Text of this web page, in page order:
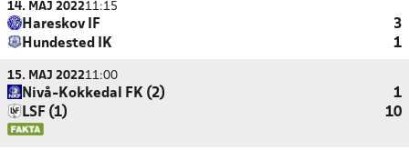
14. MAJ 202211:15
Hareskov IF
3
Hundested IK
1
15. MAJ 202211:00
Nivå-Kokkedal FK (2)
1
LSF (1)
10